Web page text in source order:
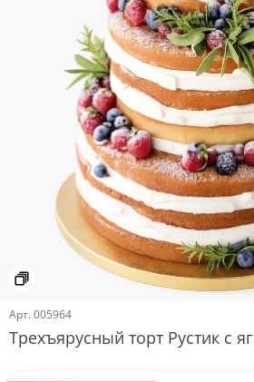
Арт. 005964
Трехъярусный торт Рустик с